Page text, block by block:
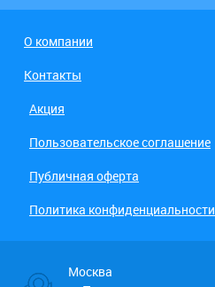
О компании
Контакты
Акция
Пользовательское соглашение
Публичная оферта
Политика конфиденциальности
Москва